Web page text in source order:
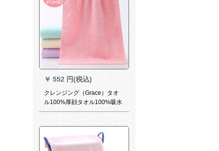
￥ 552 円(税込)
クレンジング（Grace）タオ
ル100%厚顔タオル100%吸水
子タオル男女の乾髪タオル